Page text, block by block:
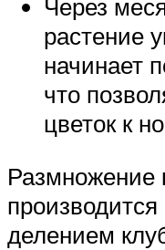
Через
растение
начинает
что
цветок к
Размножение
делением